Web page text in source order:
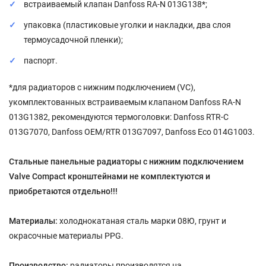
встраиваемый клапан Danfoss RA-N 013G138*;
упаковка (пластиковые уголки и накладки, два слоя
термоусадочной пленки);
паспорт.
*для радиаторов с нижним подключением (VC),
укомплектованных встраиваемым клапаном Danfoss RA-N
013G1382, рекомендуются термоголовки: Danfoss RTR-C
013G7070, Danfoss OEM/RTR 013G7097, Danfoss Eco 014G1003.
Стальные панельные радиаторы с нижним подключением
Valve Compact кронштейнами не комплектуются и
приобретаются отдельно!!!
Материалы: холоднокатаная сталь марки 08Ю, грунт и
окрасочные материалы PPG.